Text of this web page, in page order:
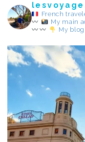
French
My main
My